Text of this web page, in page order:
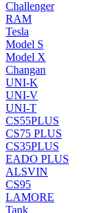
Challenger
RAM
Tesla
Model S
Model X
Changan
UNI-K
UNI-V
UNI-T
CS55PLUS
CS75 PLUS
CS35PLUS
EADO PLUS
ALSVIN
CS95
LAMORE
Tank